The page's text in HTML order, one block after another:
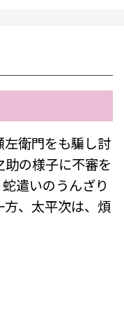
衛門をも騙し討
の様子に不審を
遣いのうんざり
、太平次は、煩